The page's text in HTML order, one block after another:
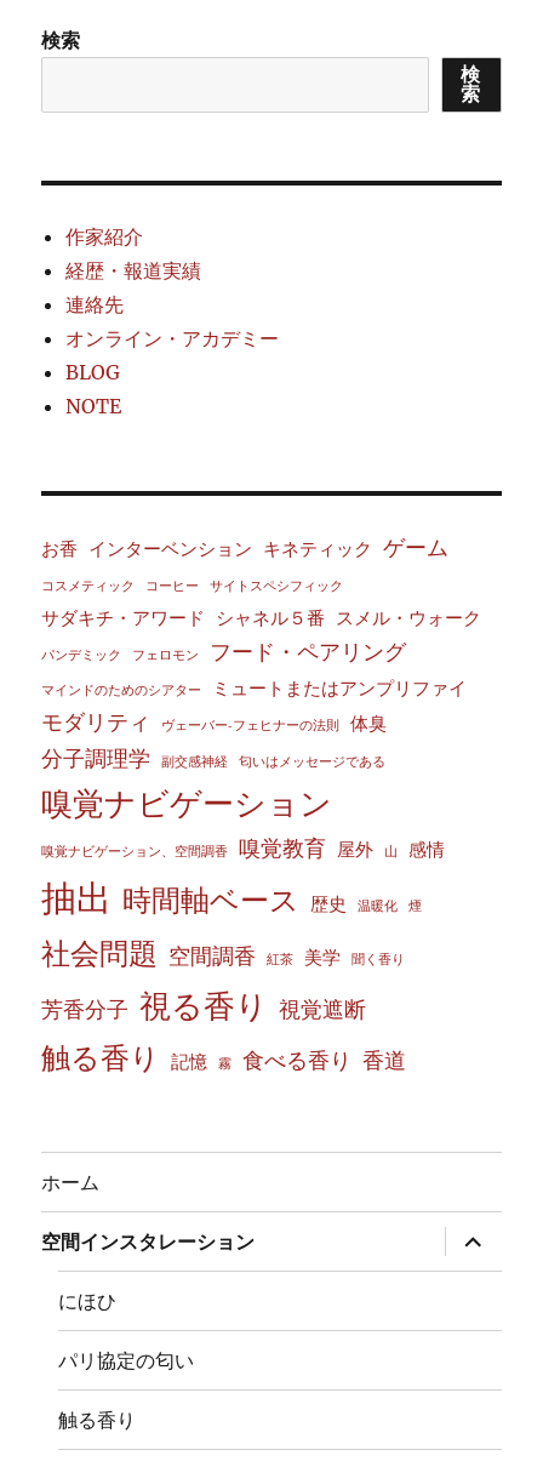
択
検索
検
索
作家紹介
経歴・報道実績
連絡先
オンライン・アカデミー
BLOG
NOTE
お香 インターベンション キネティック ゲーム
コスメティック コーヒー サイトスペシフィック
サダキチ・アワード シャネル５番 スメル・ウォーク
パンデミック フェロモン フード・ペアリング
マインドのためのシアター ミュートまたはアンプリファイ
モダリティ ヴェーバー‐フェヒナーの法則 体臭
分子調理学 副交感神経 匂いはメッセージである
嗅覚ナビゲーション
嗅覚ナビゲーション、空間調香 嗅覚教育 屋外 山 感情
抽出 時間軸ベース 歴史 温暖化 煙
社会問題 空間調香 紅茶 美学 聞く香り
芳香分子 視る香り 視覚遮断
触る香り 記憶 霧 食べる香り 香道
ホーム
空間インスタレーション
サ
ブ
メ
ー
開
にほひ
パリ協定の匂い
触る香り